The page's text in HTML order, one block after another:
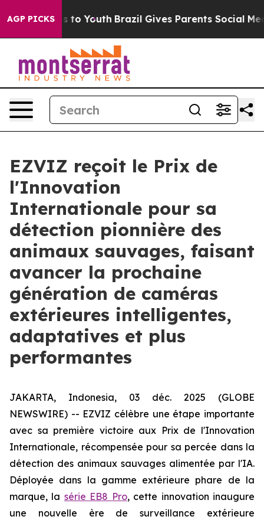
AGP PICKS
Harms to Youth Brazil Gives Parents Social Media
EZVIZ reçoit le Prix de
l'Innovation
Internationale pour sa
détection pionnière des
animaux sauvages, faisant
avancer la prochaine
génération de caméras
extérieures intelligentes,
adaptatives et plus
performantes
JAKARTA, Indonesia, 03 déc. 2025 (GLOBE
NEWSWIRE) -- EZVIZ célèbre une étape importante
avec sa première victoire aux Prix de l'Innovation
Internationale, récompensée pour sa percée dans la
détection des animaux sauvages alimentée par l'IA.
Déployée dans la gamme extérieure phare de la
marque, la série EB8 Pro, cette innovation inaugure
une nouvelle ère de surveillance extérieure